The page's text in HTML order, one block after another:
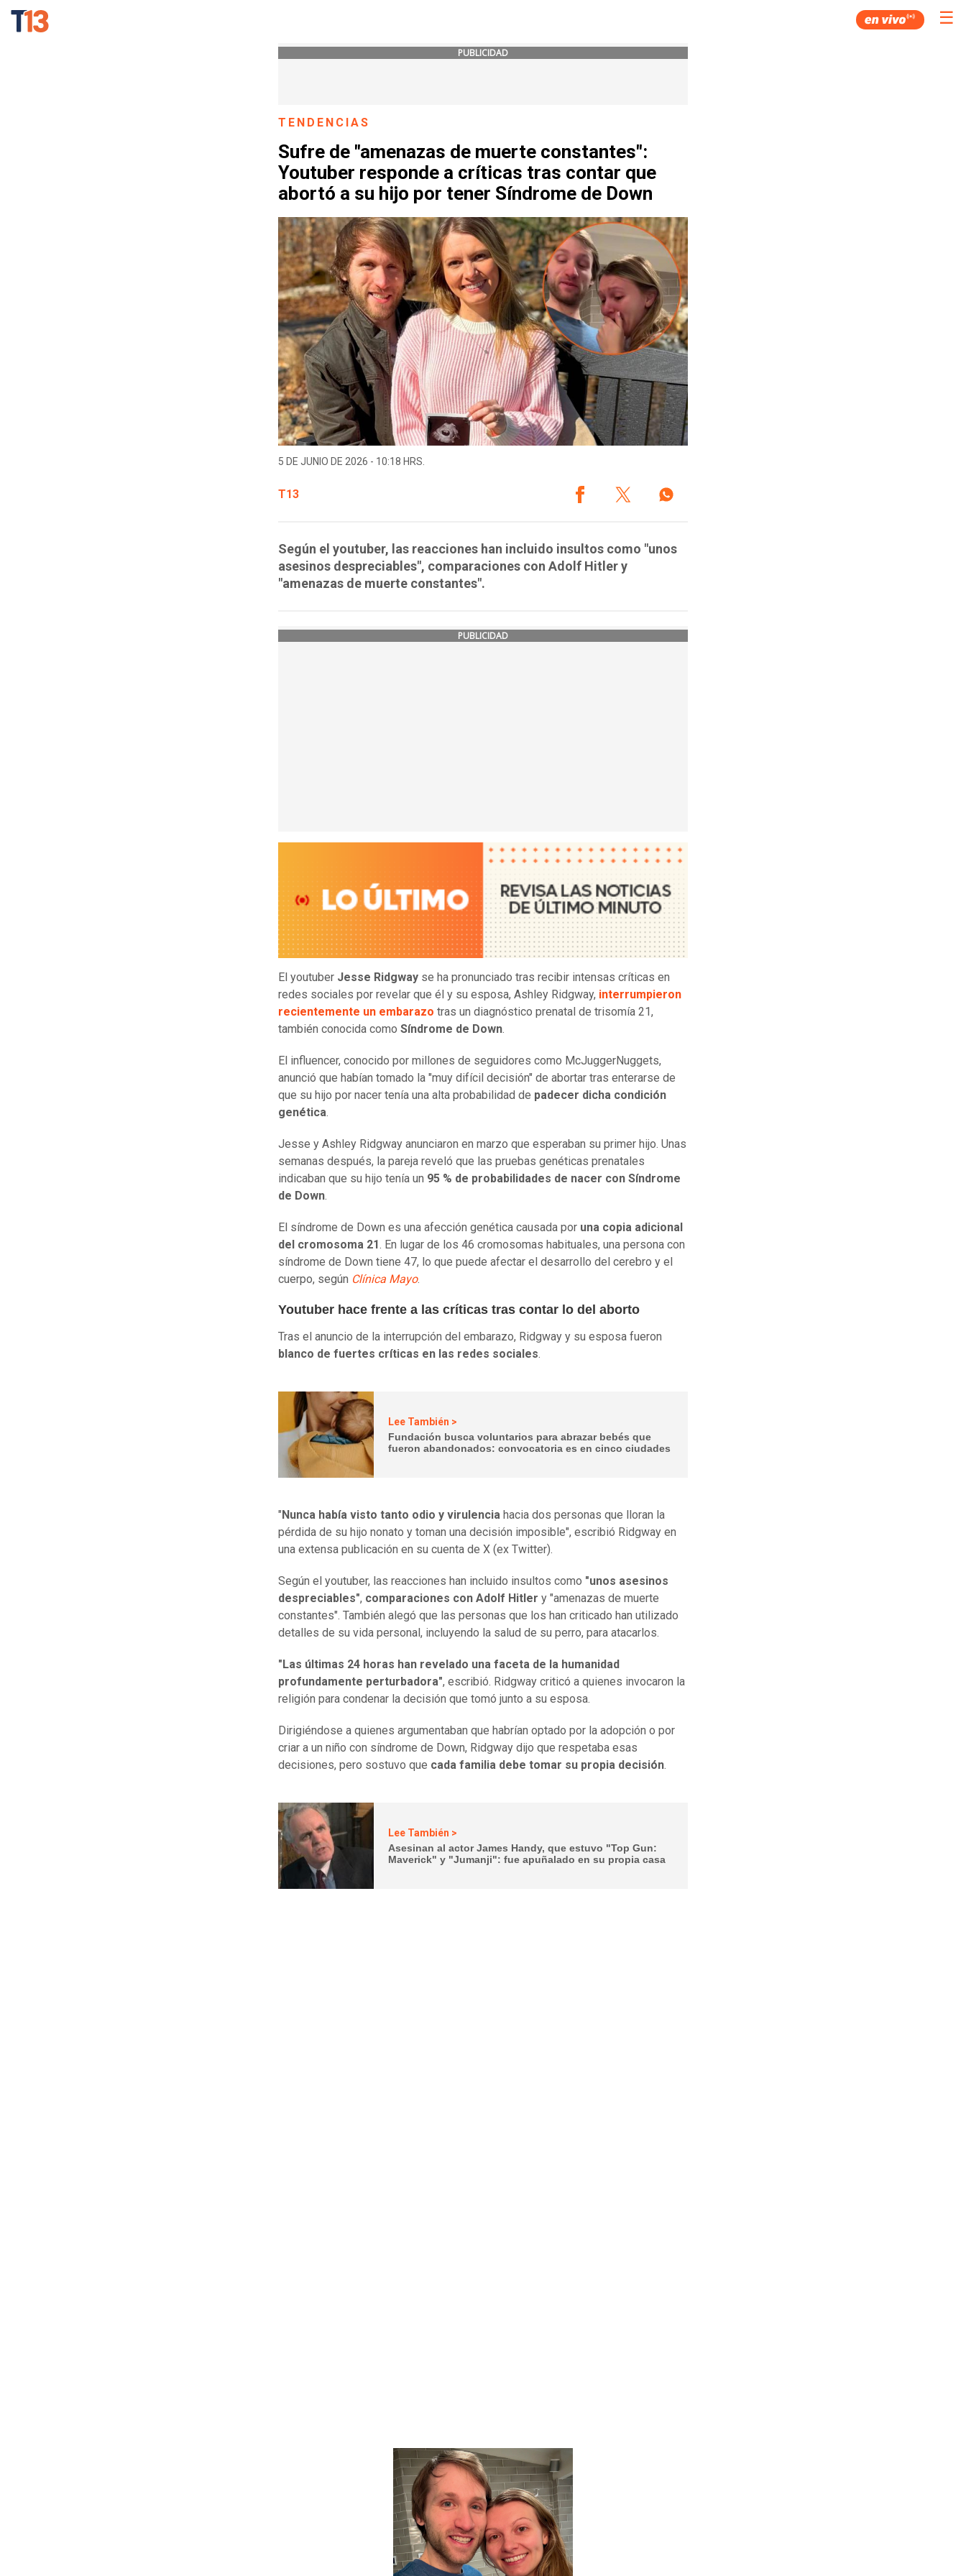
☰
PUBLICIDAD
TENDENCIAS
Sufre de "amenazas de muerte constantes":
Youtuber responde a críticas tras contar que
abortó a su hijo por tener Síndrome de Down
5 DE JUNIO DE 2026 - 10:18 HRS.
T13
Según el youtuber, las reacciones han incluido insultos como "unos
asesinos despreciables", comparaciones con Adolf Hitler y
"amenazas de muerte constantes".
PUBLICIDAD
El youtuber Jesse Ridgway se ha pronunciado tras recibir intensas críticas en
redes sociales por revelar que él y su esposa, Ashley Ridgway, interrumpieron
recientemente un embarazo tras un diagnóstico prenatal de trisomía 21,
también conocida como Síndrome de Down.
El influencer, conocido por millones de seguidores como McJuggerNuggets,
anunció que habían tomado la "muy difícil decisión" de abortar tras enterarse de
que su hijo por nacer tenía una alta probabilidad de padecer dicha condición
genética.
Jesse y Ashley Ridgway anunciaron en marzo que esperaban su primer hijo. Unas
semanas después, la pareja reveló que las pruebas genéticas prenatales
indicaban que su hijo tenía un 95 % de probabilidades de nacer con Síndrome
de Down.
El síndrome de Down es una afección genética causada por una copia adicional
del cromosoma 21. En lugar de los 46 cromosomas habituales, una persona con
síndrome de Down tiene 47, lo que puede afectar el desarrollo del cerebro y el
cuerpo, según Clínica Mayo.
Youtuber hace frente a las críticas tras contar lo del aborto
Tras el anuncio de la interrupción del embarazo, Ridgway y su esposa fueron
blanco de fuertes críticas en las redes sociales.
Lee También >
Fundación busca voluntarios para abrazar bebés que
fueron abandonados: convocatoria es en cinco ciudades
" Nunca había visto tanto odio y virulencia hacia dos personas que lloran la
pérdida de su hijo nonato y toman una decisión imposible", escribió Ridgway en
una extensa publicación en su cuenta de X (ex Twitter).
Según el youtuber, las reacciones han incluido insultos como "unos asesinos
despreciables", comparaciones con Adolf Hitler y "amenazas de muerte
constantes". También alegó que las personas que los han criticado han utilizado
detalles de su vida personal, incluyendo la salud de su perro, para atacarlos.
"Las últimas 24 horas han revelado una faceta de la humanidad
profundamente perturbadora", escribió. Ridgway criticó a quienes invocaron la
religión para condenar la decisión que tomó junto a su esposa.
Dirigiéndose a quienes argumentaban que habrían optado por la adopción o por
criar a un niño con síndrome de Down, Ridgway dijo que respetaba esas
decisiones, pero sostuvo que cada familia debe tomar su propia decisión.
Lee También >
Asesinan al actor James Handy, que estuvo "Top Gun:
Maverick" y "Jumanji": fue apuñalado en su propia casa